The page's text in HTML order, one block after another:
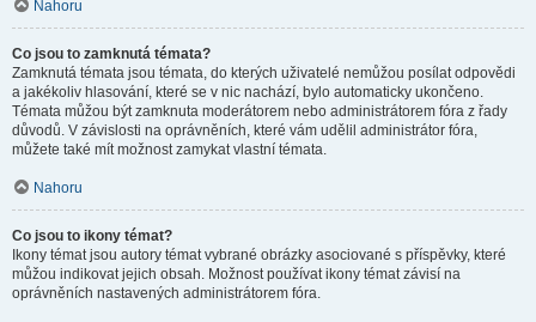
Nahoru
Co jsou to zamknutá témata?
Zamknutá témata jsou témata, do kterých uživatelé nemůžou posílat odpovědi
a jakékoliv hlasování, které se v nic nachází, bylo automaticky ukončeno.
Témata můžou být zamknuta moderátorem nebo administrátorem fóra z řady
důvodů. V závislosti na oprávněních, které vám udělil administrátor fóra,
můžete také mít možnost zamykat vlastní témata.
Nahoru
Co jsou to ikony témat?
Ikony témat jsou autory témat vybrané obrázky asociované s příspěvky, které
můžou indikovat jejich obsah. Možnost používat ikony témat závisí na
oprávněních nastavených administrátorem fóra.